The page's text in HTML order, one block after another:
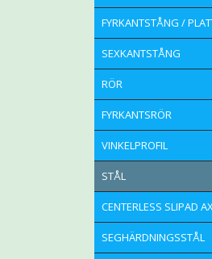
FYRKANTSTÅNG /
SEXKANTSTÅNG
RÖR
FYRKANTSRÖR
VINKELPROFIL
STÅL
CENTERLESS SLIPAD
SEGHÄRDNINGSSTÅL